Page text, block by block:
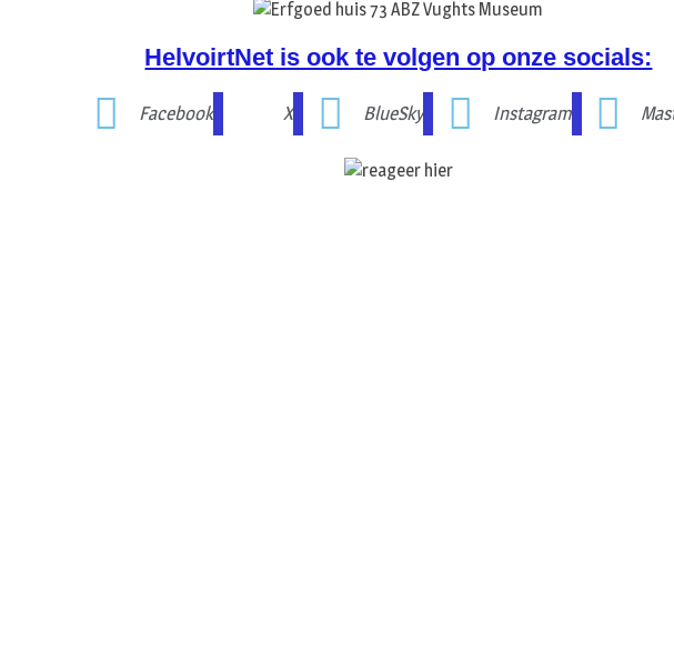
HelvoirtNet is ook te volgen op onze socials:
Facebook X BlueSky Instagram